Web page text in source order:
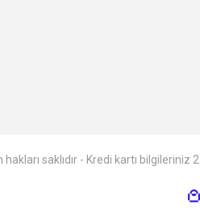
saklıdır - Kredi kartı bilgileriniz